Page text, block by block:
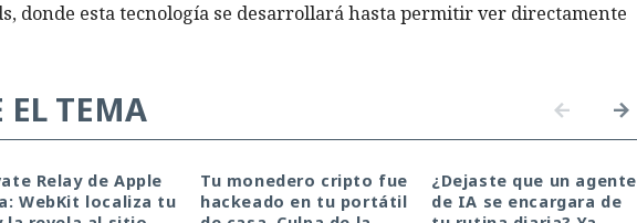
donde esta tecnología se desarrollará hasta permitir ver directamente
EL TEMA
Relay de Apple
WebKit localiza tu
Tu monedero cripto fue
hackeado en tu portátil
¿Dejaste que un agente
de IA se encargara de